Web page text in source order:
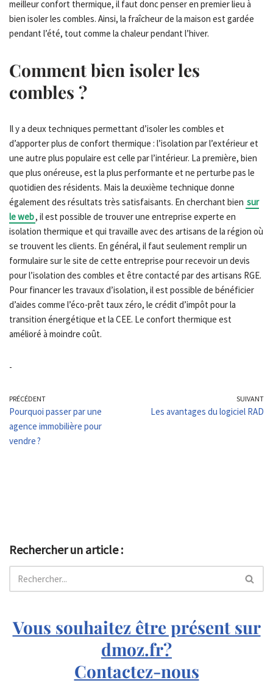
meilleur confort thermique, il faut donc penser en premier lieu à
bien isoler les combles. Ainsi, la fraîcheur de la maison est gardée
pendant l’été, tout comme la chaleur pendant l’hiver.
Comment bien isoler les
combles ?
Il y a deux techniques permettant d’isoler les combles et
d’apporter plus de confort thermique : l’isolation par l’extérieur et
une autre plus populaire est celle par l’intérieur. La première, bien
que plus onéreuse, est la plus performante et ne perturbe pas le
quotidien des résidents. Mais la deuxième technique donne
également des résultats très satisfaisants. En cherchant bien sur
le web, il est possible de trouver une entreprise experte en
isolation thermique et qui travaille avec des artisans de la région où
se trouvent les clients. En général, il faut seulement remplir un
formulaire sur le site de cette entreprise pour recevoir un devis
pour l’isolation des combles et être contacté par des artisans RGE.
Pour financer les travaux d’isolation, il est possible de bénéficier
d’aides comme l’éco-prêt taux zéro, le crédit d’impôt pour la
transition énergétique et la CEE. Le confort thermique est
amélioré à moindre coût.
-
PRÉCÉDENT
Pourquoi passer par une
agence immobilière pour
vendre ?
SUIVANT
Les avantages du logiciel RAD
Rechercher un article :
Vous souhaitez être présent sur
dmoz.fr?
Contactez-nous